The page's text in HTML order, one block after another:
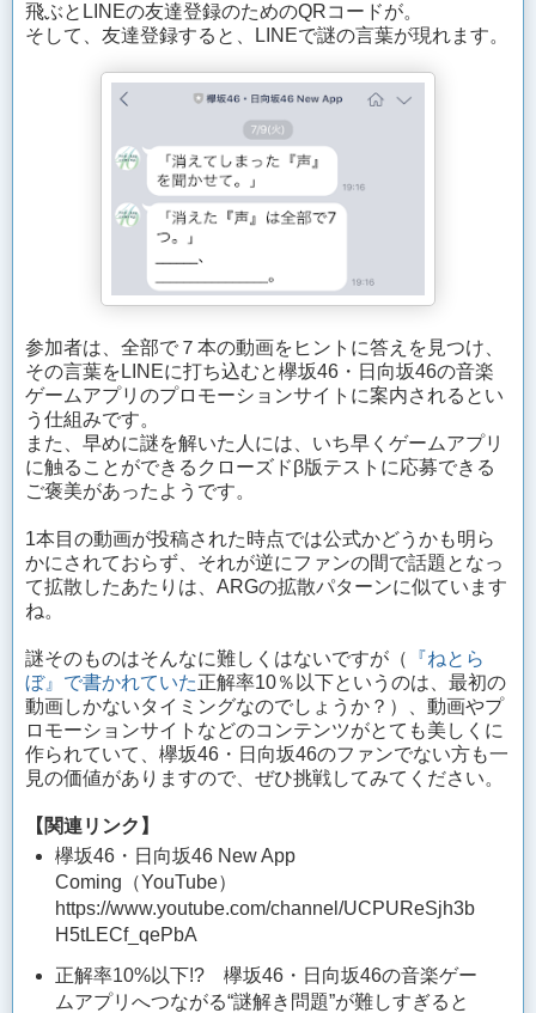
飛ぶとLINEの友達登録のためのQRコードが。
そして、友達登録すると、LINEで謎の言葉が現れます。
参加者は、全部で７本の動画をヒントに答えを見つけ、
その言葉をLINEに打ち込むと欅坂46・日向坂46の音楽
ゲームアプリのプロモーションサイトに案内されるとい
う仕組みです。
また、早めに謎を解いた人には、いち早くゲームアプリ
に触ることができるクローズドβ版テストに応募できる
ご褒美があったようです。
1本目の動画が投稿された時点では公式かどうかも明ら
かにされておらず、それが逆にファンの間で話題となっ
て拡散したあたりは、ARGの拡散パターンに似ています
ね。
謎そのものはそんなに難しくはないですが（
『ねとら
ぼ』で書かれていた正解率10％以下というのは、最初の
動画しかないタイミングなのでしょうか？）、動画やプ
ロモーションサイトなどのコンテンツがとても美しくに
作られていて、欅坂46・日向坂46のファンでない方も一
見の価値がありますので、ぜひ挑戦してみてください。
【関連リンク】
欅坂46・日向坂46 New App
Coming（YouTube）
https://www.youtube.com/channel/UCPUReSjh3b
H5tLECf_qePbA
正解率10%以下!? 欅坂46・日向坂46の音楽ゲー
ムアプリへつながる“謎解き問題”が難しすぎると